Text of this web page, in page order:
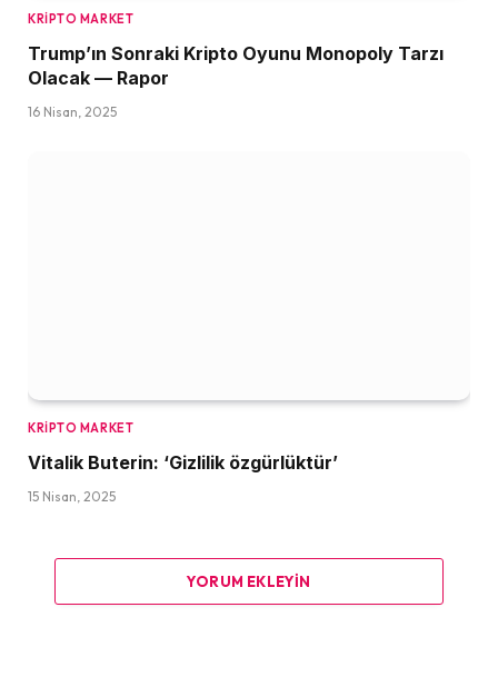
KRIPTO MARKET
Trump’ın Sonraki Kripto Oyunu Monopoly Tarzı
Olacak — Rapor
16 Nisan, 2025
KRIPTO MARKET
Vitalik Buterin: ‘Gizlilik özgürlüktür’
15 Nisan, 2025
YORUM EKLEYIN